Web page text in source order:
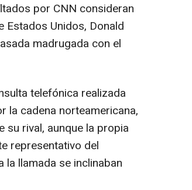
por CNN consideran
Estados Unidos, Donald
madrugada con el
telefónica realizada
la cadena norteamericana,
su rival, aunque la propia
representativo del
llamada se inclinaban